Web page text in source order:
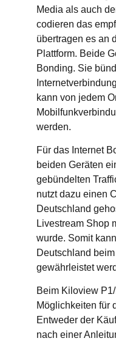
Media als auch
codieren das
übertragen es an
Plattform. Beide
Bonding. Sie
kann von jedem
werden.
Für das Internet
beiden Geräten
gebündelten
nutzt dazu einen
Deutschland
Livestream Shop
wurde. Somit
Deutschland
gewährleistet
Beim Kiloview
Möglichkeiten für
Entweder der
nach einer